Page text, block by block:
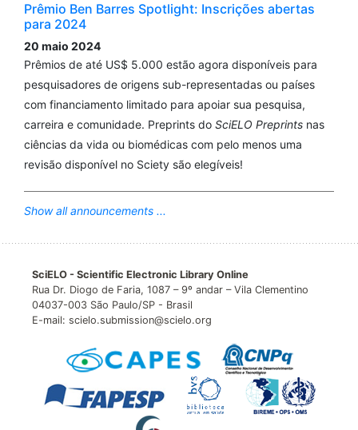
Prêmio Ben Barres Spotlight: Inscrições abertas
para 2024
20 maio 2024
Prêmios de até US$ 5.000 estão agora disponíveis para
pesquisadores de origens sub-representadas ou países
com financiamento limitado para apoiar sua pesquisa,
carreira e comunidade. Preprints do SciELO Preprints nas
ciências da vida ou biomédicas com pelo menos uma
revisão disponível no Sciety são elegíveis!
Show all announcements ...
SciELO - Scientific Electronic Library Online
Rua Dr. Diogo de Faria, 1087 – 9º andar – Vila Clementino
04037-003 São Paulo/SP - Brasil
E-mail: scielo.submission@scielo.org